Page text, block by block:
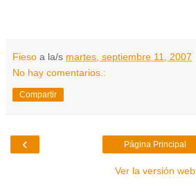
Fieso a la/s martes, septiembre 11, 2007
No hay comentarios.:
Compartir
‹ Página Principal
Ver la versión web